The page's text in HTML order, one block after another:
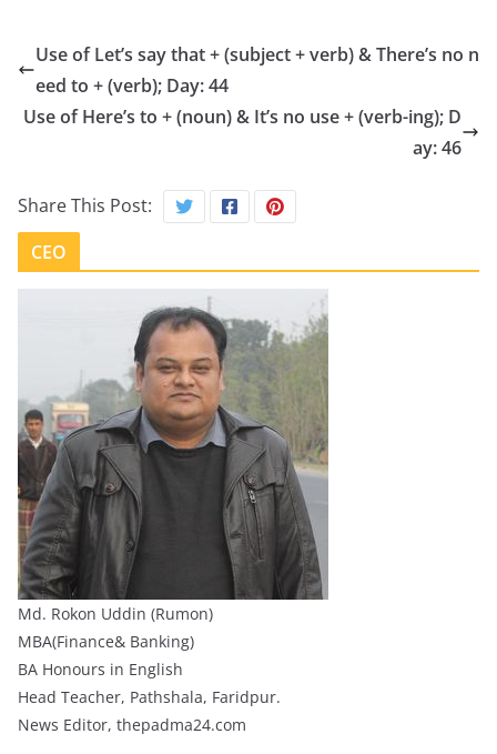
Use of Let’s say that + (subject + verb) & There’s no n
eed to + (verb); Day: 44
Use of Here’s to + (noun) & It’s no use + (verb-ing); D
ay: 46
Share This Post:
CEO
Md. Rokon Uddin (Rumon)
MBA(Finance& Banking)
BA Honours in English
Head Teacher, Pathshala, Faridpur.
News Editor, thepadma24.com